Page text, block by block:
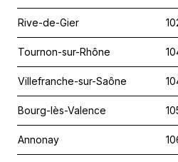
Rive-de-Gier
Tournon-sur-Rhône
Villefranche-sur-Saône
Bourg-lès-Valence
Annonay